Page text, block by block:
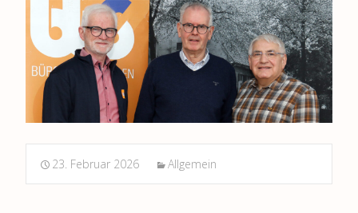
23. Februar 2026 Allgemein